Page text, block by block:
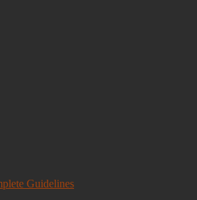
Guidelines